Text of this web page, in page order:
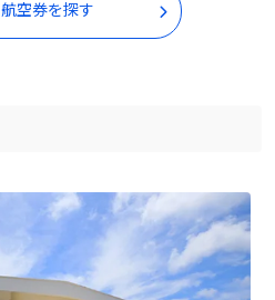
航空券を探す